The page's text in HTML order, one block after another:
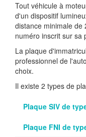
Tout véhicule à
d'un dispositif
distance minimale de
numéro inscrit sur sa
La plaque
professionnel de
choix.
Il existe 2 types de
Plaque SIV de
Plaque FNI de